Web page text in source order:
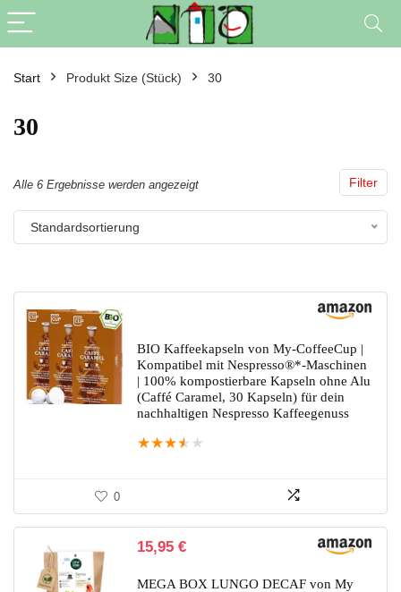
Start Produkt Size (Stück) 30
30
Filter
Alle 6 Ergebnisse werden angezeigt
Standardsortierung
BIO Kaffeekapseln von My-CoffeeCup |
Kompatibel mit Nespresso®*-Maschinen
| 100% kompostierbare Kapseln ohne Alu
(Caffé Caramel, 30 Kapseln) für dein
nachhaltigen Nespresso Kaffeegenuss
★★★★ ★
0
15,95 €
MEGA BOX LUNGO DECAF von My